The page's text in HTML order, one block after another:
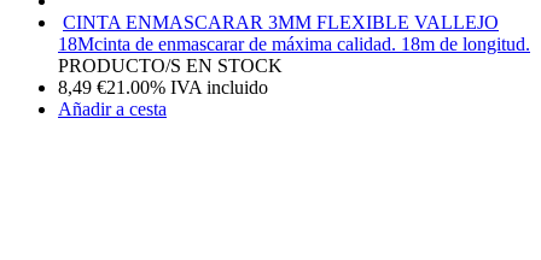
CINTA ENMASCARAR 3MM FLEXIBLE VALLEJO
18Mcinta de enmascarar de máxima calidad. 18m de longitud.
PRODUCTO/S EN STOCK
8,49 €21.00% IVA incluido
Añadir a cesta